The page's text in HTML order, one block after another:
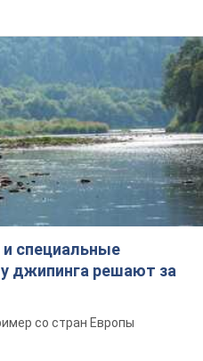
специальные
джипинга решают за
со стран Европы